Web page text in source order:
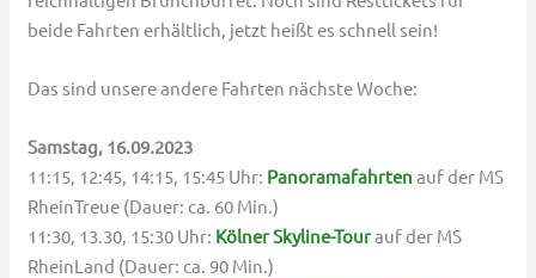
beide Fahrten erhältlich, jetzt heißt es schnell sein!
Das sind unsere andere Fahrten nächste Woche:
Samstag, 16.09.2023
11:15, 12:45, 14:15, 15:45 Uhr: Panoramafahrtenauf der MS
RheinTreue (Dauer: ca. 60 Min.)
11:30, 13.30, 15:30 Uhr: Kölner Skyline-Tourauf der MS
RheinLand (Dauer: ca. 90 Min.)